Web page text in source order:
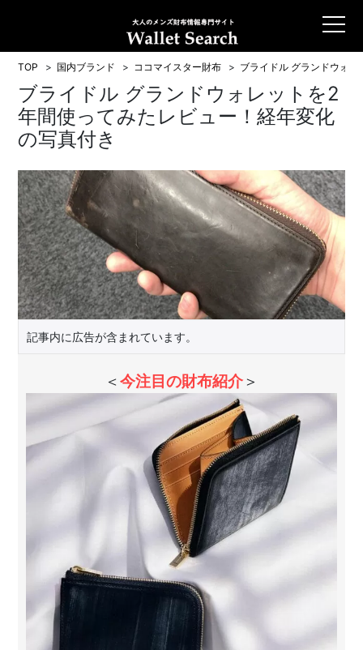
TOP 国内ブランド ココマイスター財布 ブライドル グランドウォ
ブライドル グランドウォレットを2
年間使ってみたレビュー！経年変化
の写真付き
記事内に広告が含まれています。
＜ 今注目の財布紹介 ＞